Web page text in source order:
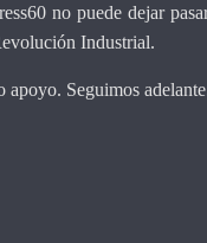
no puede dejar
Industrial.
apoyo. Seguimos